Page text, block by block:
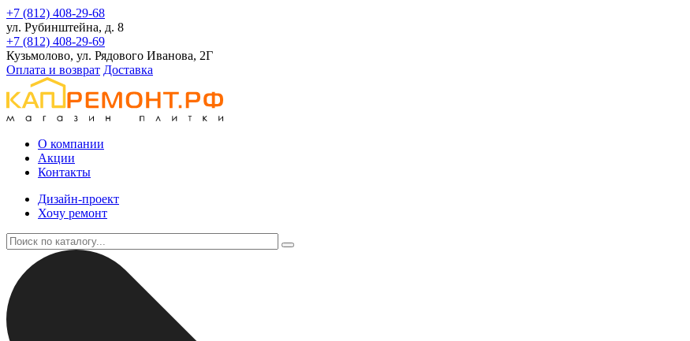
+7 (812) 408-29-68
ул. Рубинштейна, д. 8
+7 (812) 408-29-69
Кузьмолово, ул. Рядового Иванова, 2Г
Оплата и возврат Доставка
О компании
Акции
Контакты
Дизайн-проект
Хочу ремонт